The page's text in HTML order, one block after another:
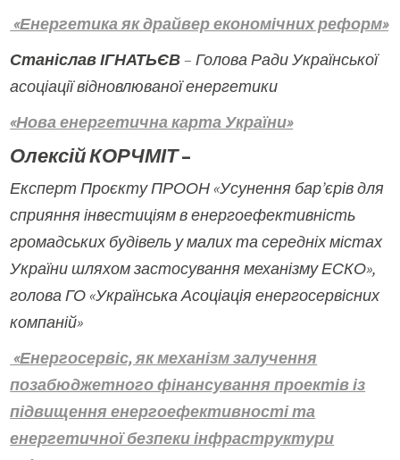
«Енергетика як драйвер економічних реформ»
Станіслав ІГНАТЬЄВ–Голова Ради Української
асоціації відновлюваної енергетики
«Нова енергетична карта України»
Олексій КОРЧМІТ–
Експерт Проєкту ПРООН «Усунення бар’єрів для
сприяння інвестиціям в енергоефективність
громадських будівель у малих та середніх містах
України шляхом застосування механізму ЕСКО»,
голова ГО «Українська Асоціація енергосервісних
компаній»
«Енергосервіс, як механізм залучення
позабюджетного фінансування проектів із
підвищення енергоефективності та
енергетичної безпеки інфраструктури